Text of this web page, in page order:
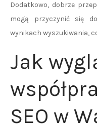
Dodatkowo, dobrze
mogą przyczynić się
wynikach wyszukiwania,
Jak
SEO w